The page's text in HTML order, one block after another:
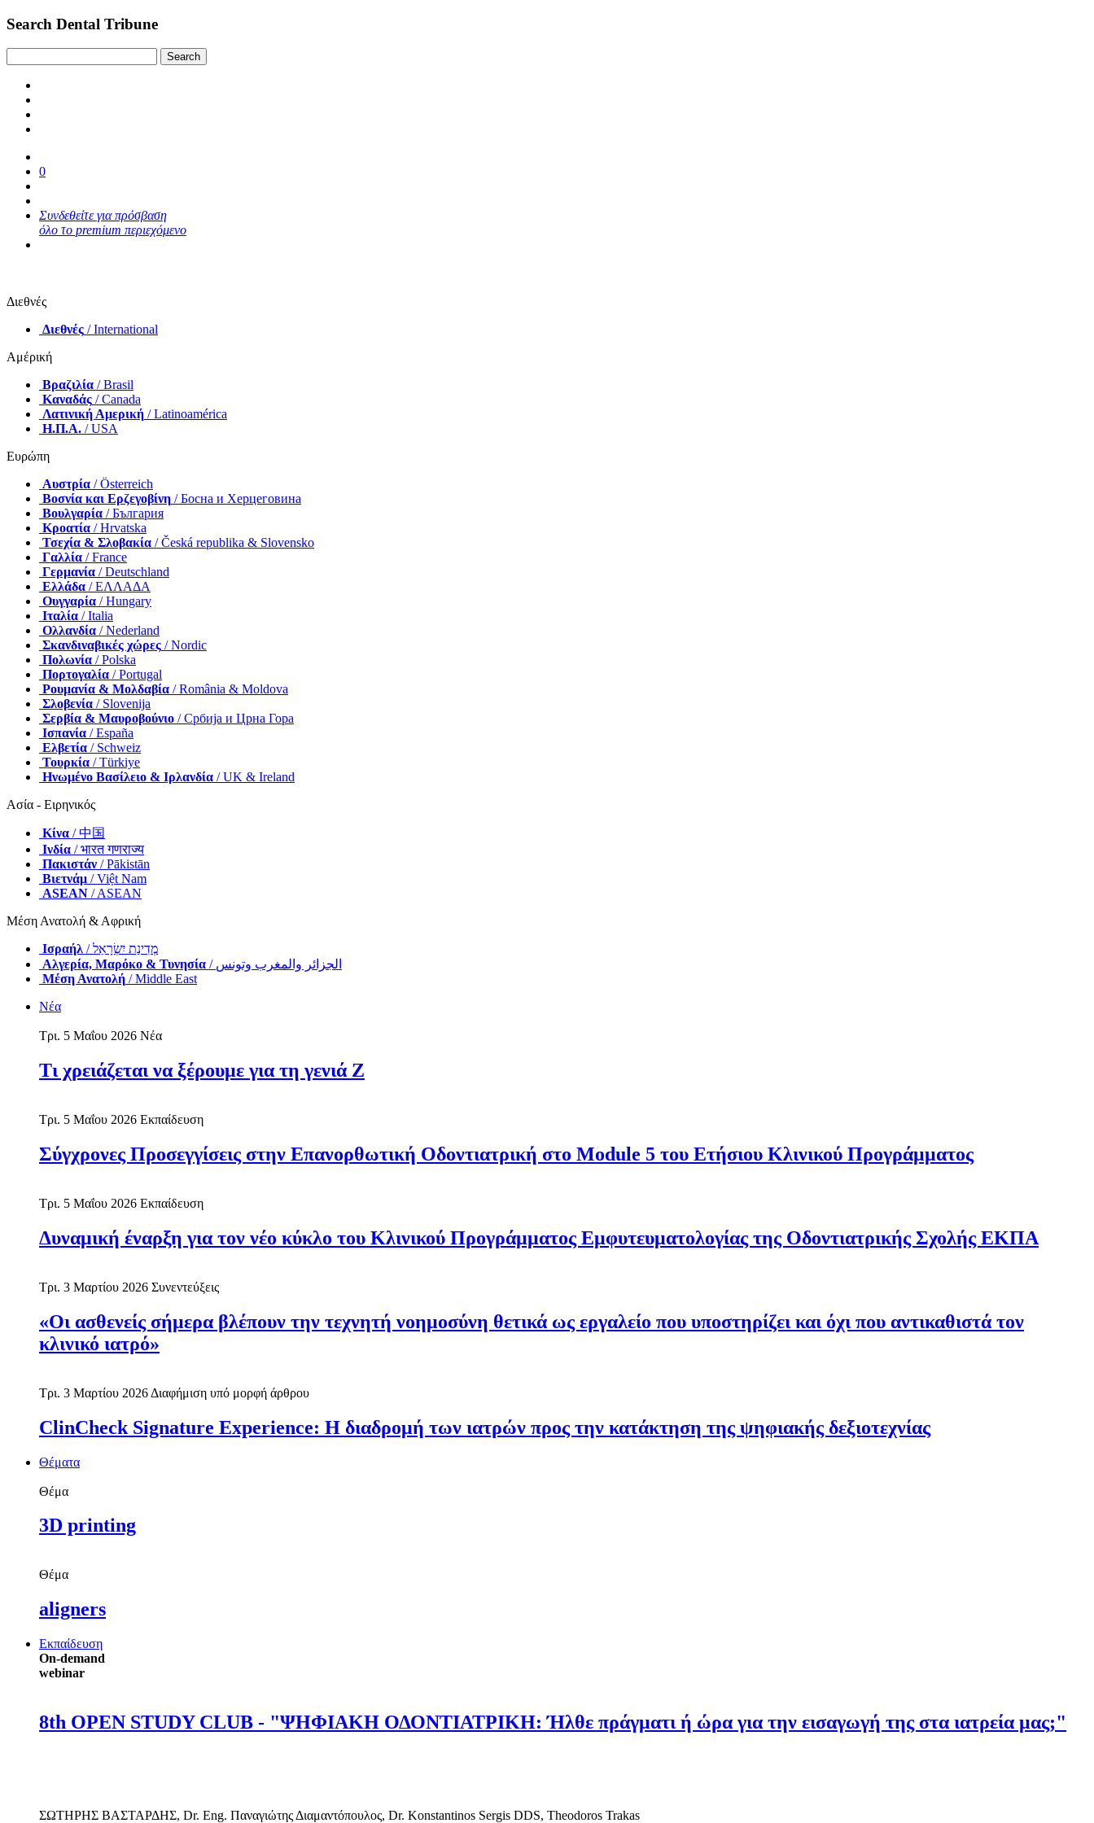
Search Dental Tribune
0
Συνδεθείτε για πρόσβαση
όλο το premium περιεχόμενο
Διεθνές
Διεθνές / International
Αμέρική
Βραζιλία / Brasil
Καναδάς / Canada
Λατινική Αμερική / Latinoamérica
Η.Π.Α. / USA
Ευρώπη
Αυστρία / Österreich
Βοσνία και Ερζεγοβίνη / Босна и Херцеговина
Βουλγαρία / България
Κροατία / Hrvatska
Τσεχία & Σλοβακία / Česká republika & Slovensko
Γαλλία / France
Γερμανία / Deutschland
Ελλάδα / ΕΛΛΑΔΑ
Ουγγαρία / Hungary
Ιταλία / Italia
Ολλανδία / Nederland
Σκανδιναβικές χώρες / Nordic
Πολωνία / Polska
Πορτογαλία / Portugal
Ρουμανία & Μολδαβία / România & Moldova
Σλοβενία / Slovenija
Σερβία & Μαυροβούνιο / Србија и Црна Гора
Ισπανία / España
Ελβετία / Schweiz
Τουρκία / Türkiye
Ηνωμένο Βασίλειο & Ιρλανδία / UK & Ireland
Ασία - Ειρηνικός
Κίνα / 中国
Ινδία / भारत गणराज्य
Πακιστάν / Pākistān
Βιετνάμ / Việt Nam
ASEAN / ASEAN
Μέση Ανατολή & Αφρική
Ισραήλ
/ מְדִינַת יִשְׂרָאֵל
Αλγερία, Μαρόκο & Τυνησία
/ الجزائر والمغرب وتونس
Μέση Ανατολή / Middle East
Νέα
Τρι. 5 Μαΐου 2026 Νέα
Τι χρειάζεται να ξέρουμε για τη γενιά Ζ
Τρι. 5 Μαΐου 2026 Εκπαίδευση
Σύγχρονες Προσεγγίσεις στην Επανορθωτική Οδοντιατρική στο Module 5 του Ετήσιου Κλινικού Προγράμματος
Τρι. 5 Μαΐου 2026 Εκπαίδευση
Δυναμική έναρξη για τον νέο κύκλο του Κλινικού Προγράμματος Εμφυτευματολογίας της Οδοντιατρικής Σχολής ΕΚΠΑ
Τρι. 3 Μαρτίου 2026 Συνεντεύξεις
«Οι ασθενείς σήμερα βλέπουν την τεχνητή νοημοσύνη θετικά ως εργαλείο που υποστηρίζει και όχι που αντικαθιστά τον
κλινικό ιατρό»
Τρι. 3 Μαρτίου 2026 Διαφήμιση υπό μορφή άρθρου
ClinCheck Signature Experience: Η διαδρομή των ιατρών προς την κατάκτηση της ψηφιακής δεξιοτεχνίας
Θέματα
Θέμα
3D printing
Θέμα
aligners
Εκπαίδευση
On-demand
webinar
8th OPEN STUDY CLUB - "ΨΗΦΙΑΚΗ ΟΔΟΝΤΙΑΤΡΙΚΗ: Ήλθε πράγματι ή ώρα για την εισαγωγή της στα ιατρεία μας;"
ΣΩΤΗΡΗΣ ΒΑΣΤΑΡΔΗΣ, Dr. Eng. Παναγιώτης Διαμαντόπουλος, Dr. Konstantinos Sergis DDS, Theodoros Trakas